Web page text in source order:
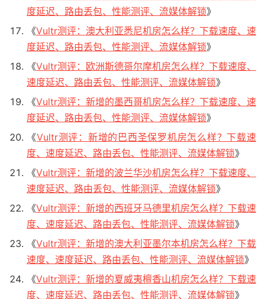
度延迟、路由丢包、性能测评、流媒体解锁》
《Vultr测评：澳大利亚悉尼机房怎么样？下载速度、速
度延迟、路由丢包、性能测评、流媒体解锁》
《Vultr测评：欧洲斯德哥尔摩机房怎么样？下载速度、
速度延迟、路由丢包、性能测评、流媒体解锁》
《Vultr测评：新增的墨西哥机房怎么样？下载速度、速
度延迟、路由丢包、性能测评、流媒体解锁》
《Vultr测评：新增的巴西圣保罗机房怎么样？下载速
度、速度延迟、路由丢包、性能测评、流媒体解锁》
《Vultr测评：新增的波兰华沙机房怎么样？下载速度、
速度延迟、路由丢包、性能测评、流媒体解锁》
《Vultr测评：新增的西班牙马德里机房怎么样？下载速
度、速度延迟、路由丢包、性能测评、流媒体解锁》
《Vultr测评：新增的澳大利亚墨尔本机房怎么样？下载
速度、速度延迟、路由丢包、性能测评、流媒体解锁》
《Vultr测评：新增的夏威夷檀香山机房怎么样？下载速
度、速度延迟、路由丢包、性能测评、流媒体解锁》